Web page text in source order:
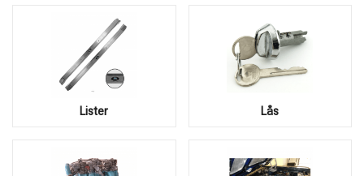
Lister Lås